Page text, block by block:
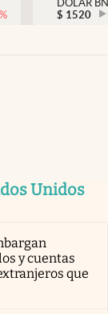
México
%
DÓLAR
$ 1520
Unidos
y cuentas
que